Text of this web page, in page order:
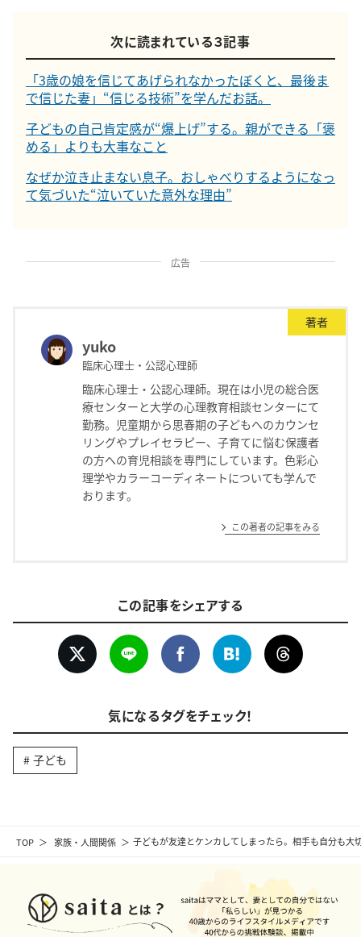
TOP 家族・人間関係 子どもが友達とケンカしてしまったら。相手も自分も大
次に読まれている３記事
「3歳の娘を信じてあげられなかったぼくと、最後ま
で信じた妻」“信じる技術”を学んだお話。
子どもの自己肯定感が“爆上げ”する。親ができる「褒
める」よりも大事なこと
なぜか泣き止まない息子。おしゃべりするようになっ
て気づいた“泣いていた意外な理由”
広告
著者
yuko
臨床心理士・公認心理師
臨床心理士・公認心理師。現在は小児の総合医
療センターと大学の心理教育相談センターにて
勤務。児童期から思春期の子どもへのカウンセ
リングやプレイセラピー、子育てに悩む保護者
の方への育児相談を専門にしています。色彩心
理学やカラーコーディネートについても学んで
おります。
この著者の記事をみる
この記事をシェアする
気になるタグをチェック！
子ども